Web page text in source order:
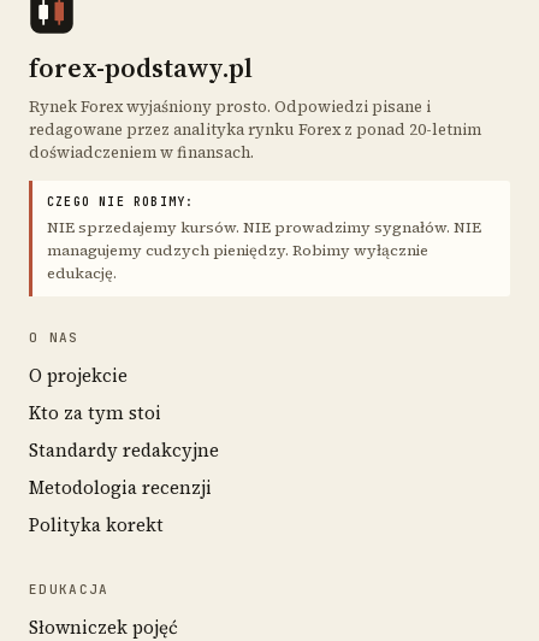
forex-podstawy.pl
Rynek Forex wyjaśniony prosto. Odpowiedzi pisane i
redagowane przez analityka rynku Forex z ponad 20-letnim
doświadczeniem w finansach.
CZEGO NIE ROBIMY:
NIE sprzedajemy kursów. NIE prowadzimy sygnałów. NIE
managujemy cudzych pieniędzy. Robimy wyłącznie
edukację.
O NAS
O projekcie
Kto za tym stoi
Standardy redakcyjne
Metodologia recenzji
Polityka korekt
EDUKACJA
Słowniczek pojęć